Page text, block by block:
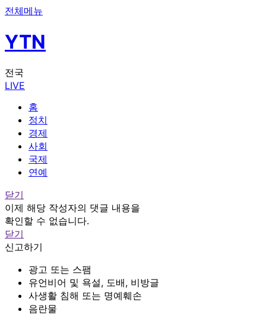
전체메뉴
YTN
전국
LIVE
홈
정치
경제
사회
국제
연예
닫기
이제 해당 작성자의 댓글 내용을
확인할 수 없습니다.
닫기
신고하기
광고 또는 스팸
유언비어 및 욕설, 도배, 비방글
사생활 침해 또는 명예훼손
음란물